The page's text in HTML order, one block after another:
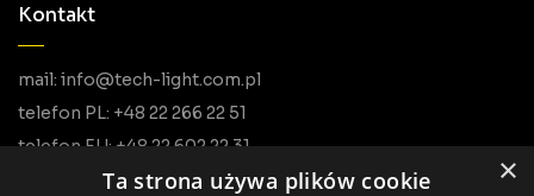
Kontakt
mail: info@tech-light.com.pl
telefon PL: +48 22 266 22 51
telefon EU: +48 22 602 22 31
×
Ta strona używa plików cookie